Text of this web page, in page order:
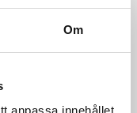
Om
anpassa innehållet
Pro Velocity är ett
tight passform hjälper
Högfunktionell trikå av